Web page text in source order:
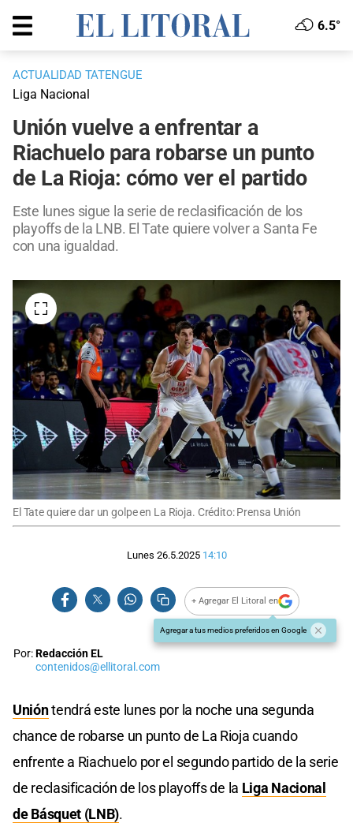
6.5°
ACTUALIDAD TATENGUE
Liga Nacional
Unión vuelve a enfrentar a
Riachuelo para robarse un punto
de La Rioja: cómo ver el partido
Este lunes sigue la serie de reclasificación de los
playoffs de la LNB. El Tate quiere volver a Santa Fe
con una igualdad.
El Tate quiere dar un golpe en La Rioja. Crédito: Prensa Unión
Lunes 26.5.2025 14:10
+ Agregar El Litoral en
Agregar a tus medios preferidos en Google
Por:Redacción EL
contenidos@ellitoral.com
Unióntendrá este lunes por la noche una segunda
chance de robarse un punto de La Rioja cuando
enfrente a Riachuelo por el segundo partido de la serie
de reclasificación de los playoffs de la Liga Nacional
de Básquet (LNB).